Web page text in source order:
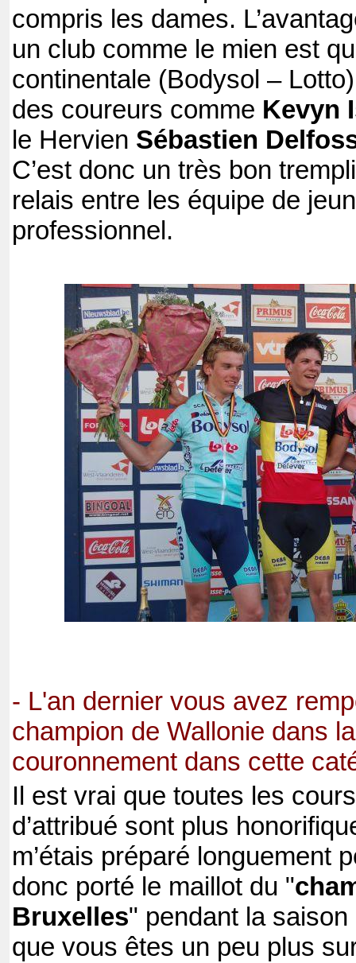
compris les dames.
un club comme le mien est
continentale (Bodysol –
des coureurs comme Kevyn
le Hervien Sébastien
C’est donc un très bon
relais entre les équipe de
professionnel.
- L'an dernier vous avez
champion de Wallonie dans
couronnement dans cette
Il est vrai que toutes les
d’attribué sont plus
m’étais préparé longuement
donc porté le maillot du "
Bruxelles" pendant la
que vous êtes un peu plus